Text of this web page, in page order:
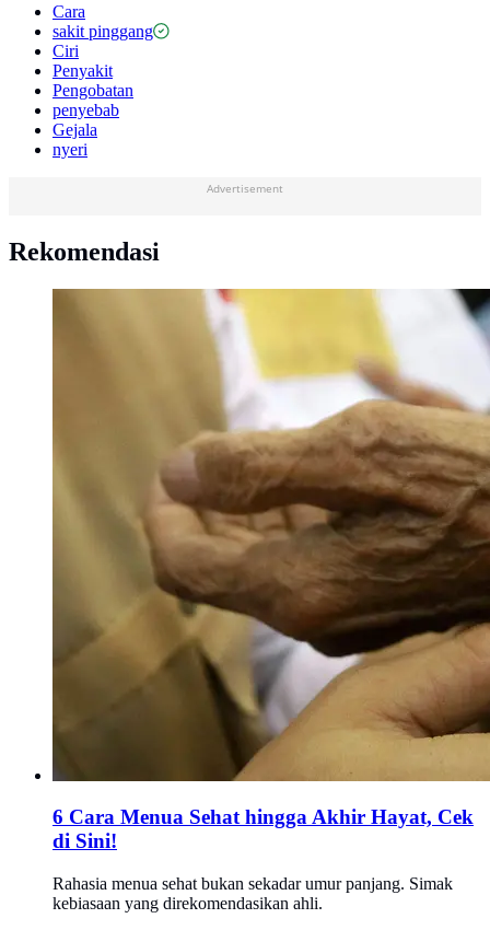
Cara
sakit pinggang
Ciri
Penyakit
Pengobatan
penyebab
Gejala
nyeri
Advertisement
Rekomendasi
6 Cara Menua Sehat hingga Akhir Hayat, Cek
di Sini!
Rahasia menua sehat bukan sekadar umur panjang. Simak
kebiasaan yang direkomendasikan ahli.